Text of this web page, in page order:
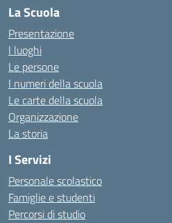
La Scuola
Presentazione
I luoghi
Le persone
I numeri della scuola
Le carte della scuola
Organizzazione
La storia
I Servizi
Personale scolastico
Famiglie e studenti
Percorsi di studio